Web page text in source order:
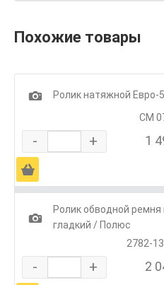
Похожие товары
1
Ролик натяжной Евро-5
CM
- + 1
Ä
1
Ролик обводной
гладкий / Полюс
2782-
- + 2